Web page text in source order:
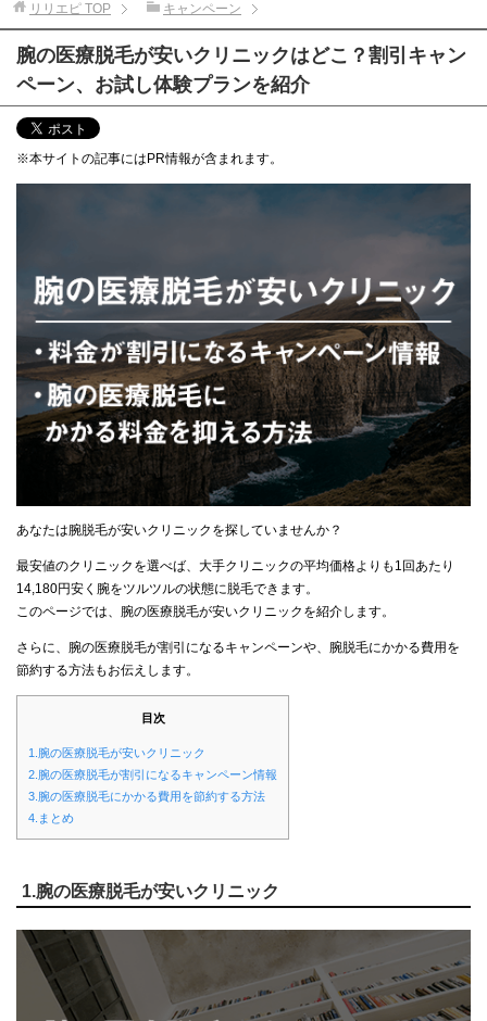
リリエピ TOP キャンペーン
腕の医療脱毛が安いクリニックはどこ？割引キャン
ペーン、お試し体験プランを紹介
※本サイトの記事にはPR情報が含まれます。
あなたは腕脱毛が安いクリニックを探していませんか？
最安値のクリニックを選べば、大手クリニックの平均価格よりも1回あたり
14,180円安く腕をツルツルの状態に脱毛できます。
このページでは、腕の医療脱毛が安いクリニックを紹介します。
さらに、腕の医療脱毛が割引になるキャンペーンや、腕脱毛にかかる費用を
節約する方法もお伝えします。
目次
1.腕の医療脱毛が安いクリニック
2.腕の医療脱毛が割引になるキャンペーン情報
3.腕の医療脱毛にかかる費用を節約する方法
4.まとめ
1.腕の医療脱毛が安いクリニック